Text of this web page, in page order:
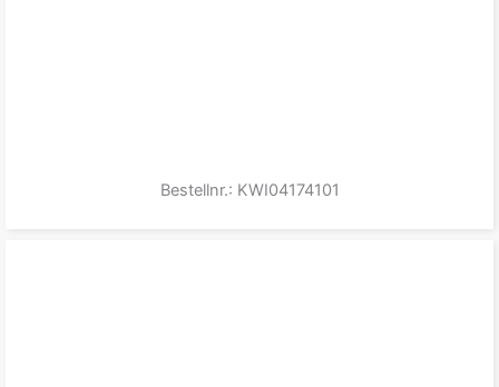
Bestellnr.: KWI04174101